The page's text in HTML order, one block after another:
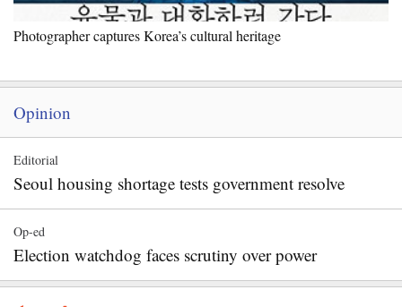
Photographer captures Korea’s cultural heritage
Opinion
Editorial
Seoul housing shortage tests government resolve
Op-ed
Election watchdog faces scrutiny over power